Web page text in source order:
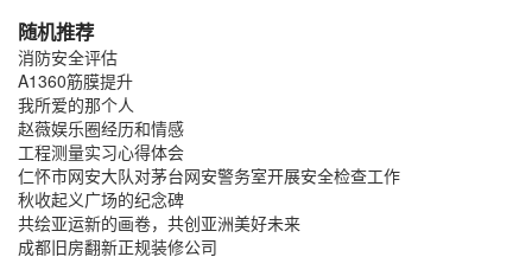
随机推荐
消防安全评估
A1360筋膜提升
我所爱的那个人
赵薇娱乐圈经历和情感
工程测量实习心得体会
仁怀市网安大队对茅台网安警务室开展安全检查工作
秋收起义广场的纪念碑
共绘亚运新的画卷，共创亚洲美好未来
成都旧房翻新正规装修公司